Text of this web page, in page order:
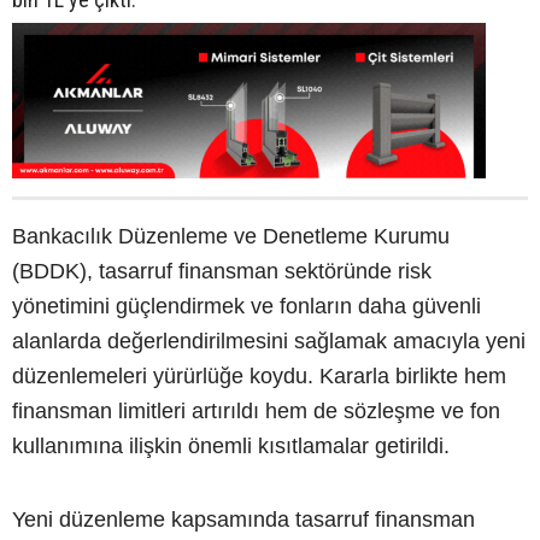
Bankacılık Düzenleme ve Denetleme Kurumu
(BDDK), tasarruf finansman sektöründe risk
yönetimini güçlendirmek ve fonların daha güvenli
alanlarda değerlendirilmesini sağlamak amacıyla yeni
düzenlemeleri yürürlüğe koydu. Kararla birlikte hem
finansman limitleri artırıldı hem de sözleşme ve fon
kullanımına ilişkin önemli kısıtlamalar getirildi.
Yeni düzenleme kapsamında tasarruf finansman